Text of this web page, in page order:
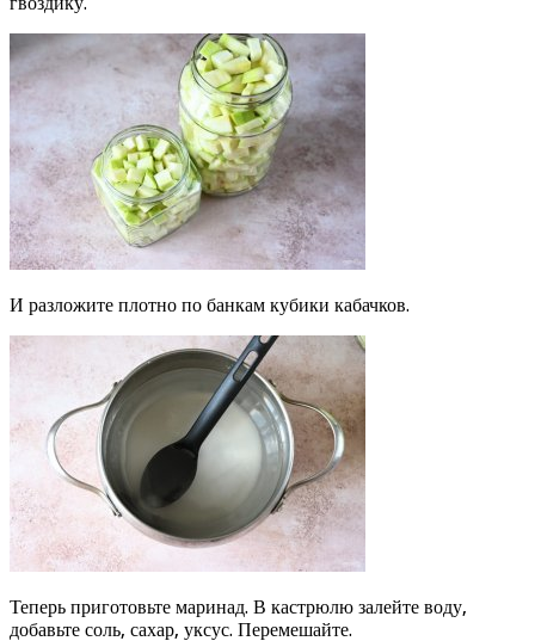
И разложите плотно по банкам кубики кабачков.
Теперь приготовьте маринад. В кастрюлю залейте воду,
добавьте соль, сахар, уксус. Перемешайте.